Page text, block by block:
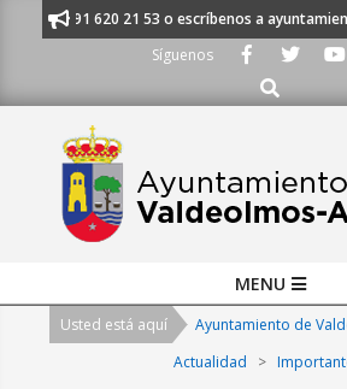
al 91 620 21 53 o escríbenos a
Síguenos
Buscar
Navigation
MENU
Usted está aquí Ayuntamiento de
Actualidad
>